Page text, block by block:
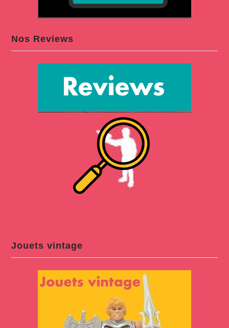
Nos Reviews
Jouets vintage